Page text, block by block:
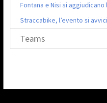
Fontana e Nisi si aggiudicano
Straccabike, l’evento si
Teams